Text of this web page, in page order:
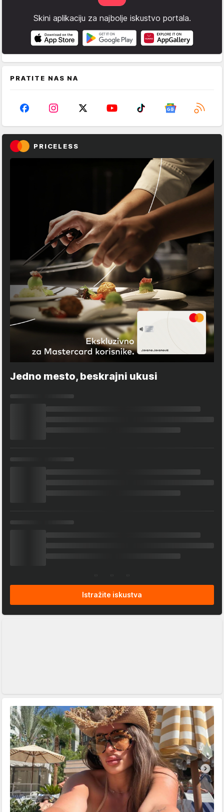
Skini aplikaciju za najbolje iskustvo portala.
PRATITE NAS NA
PRICELESS
Jedno mesto, beskrajni ukusi
Istražite iskustva